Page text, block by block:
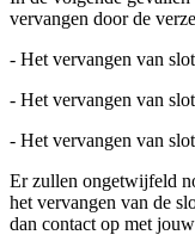
vervangen door de
- Het vervangen van
- Het vervangen van
- Het vervangen van
Er zullen ongetwijfeld
het vervangen van de
dan contact op met